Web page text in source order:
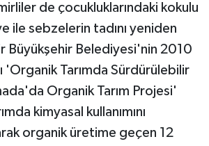
de çocukluklarındaki kokulu
ile sebzelerin tadını yeniden
Büyükşehir Belediyesi'nin 2010
'Organik Tarımda Sürdürülebilir
Organik Tarım Projesi'
kimyasal kullanımını
organik üretime geçen 12